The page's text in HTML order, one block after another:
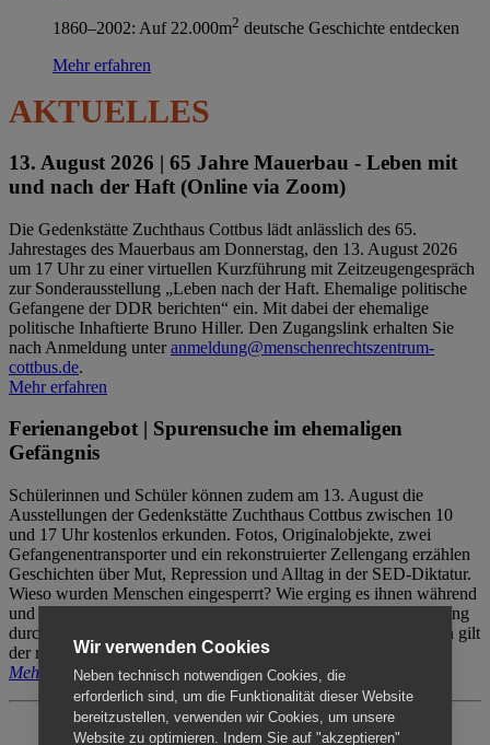
1860–2002: Auf 22.000m2 deutsche Geschichte entdecken
Mehr erfahren
AKTUELLES
13. August 2026 | 65 Jahre Mauerbau - Leben mit
und nach der Haft (Online via Zoom)
Die Gedenkstätte Zuchthaus Cottbus lädt anlässlich des 65.
Jahrestages des Mauerbaus am Donnerstag, den 13. August 2026
um 17 Uhr zu einer virtuellen Kurzführung mit Zeitzeugengespräch
zur Sonderausstellung „Leben nach der Haft. Ehemalige politische
Gefangene der DDR berichten“ ein. Mit dabei der ehemalige
politische Inhaftierte Bruno Hiller. Den Zugangslink erhalten Sie
nach Anmeldung unteranmeldung@menschenrechtszentrum-
cottbus.de.
Mehr erfahren
Ferienangebot | Spurensuche im ehemaligen
Gefängnis
Schülerinnen und Schüler können zudem am 13. August die
Ausstellungen der Gedenkstätte Zuchthaus Cottbus zwischen 10
und 17 Uhr kostenlos erkunden. Fotos, Originalobjekte, zwei
Gefangenentransporter und ein rekonstruierter Zellengang erzählen
Geschichten über Mut, Repression und Alltag in der SED-Diktatur.
Wieso wurden Menschen eingesperrt? Wie erging es ihnen während
und nach der Haft? Der Besuch erfolgt individuell ohne Betreuung
durch das Menschenrechtszentrum Cottbus. Für Begleitpersonen gilt
der reguläre Eintritt (8€ / ermäßigt 5€).
Mehr erfahren
Wir verwenden Cookies
Neben technisch notwendigen Cookies, die
erforderlich sind, um die Funktionalität dieser Website
bereitzustellen, verwenden wir Cookies, um unsere
Website zu optimieren. Indem Sie auf "akzeptieren"